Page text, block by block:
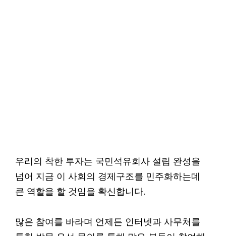
우리의 착한 투자는 국민석유회사 설립 완성을
넘어 지금 이 사회의 경제구조를 민주화하는데
큰 역할을 할 것임을 확신합니다.
많은 참여를 바라며 언제든 인터넷과 사무처를